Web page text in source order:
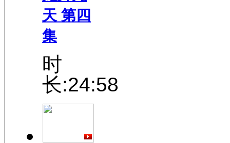
天 第四
集
时
长:24:58